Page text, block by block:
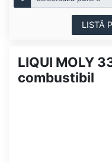
LISTĂ
LIQUI MOLY
combustibil